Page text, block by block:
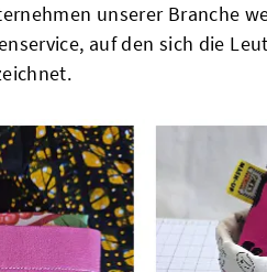
unserer Branche
auf den sich die